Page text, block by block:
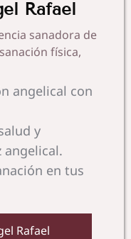
Rafael
sanadora de
física,
angelical con
y
angelical.
en tus
Rafael